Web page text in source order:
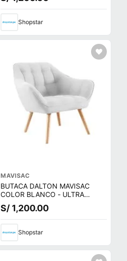
Shopstar
MAVISAC
BUTACA DALTON MAVISAC
COLOR BLANCO - ULTRA
CUERO
S/ 1,200.00
Shopstar